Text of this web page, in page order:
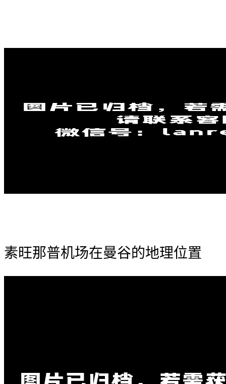
素旺那普机场在曼谷的地理位置